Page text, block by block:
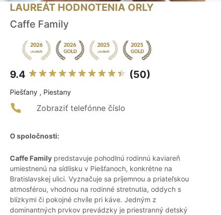
LAUREÁT HODNOTENIA ORLY
Caffe Family
9.4 (50)
Piešťany , Piestany
Zobraziť telefónne číslo
O spoločnosti:
Caffe Family predstavuje pohodlnú rodinnú kaviareň
umiestnenú na sídlisku v Piešťanoch, konkrétne na
Bratislavskej ulici. Vyznačuje sa príjemnou a priateľskou
atmosférou, vhodnou na rodinné stretnutia, oddych s
blízkymi či pokojné chvíle pri káve. Jedným z
dominantných prvkov prevádzky je priestranný detský